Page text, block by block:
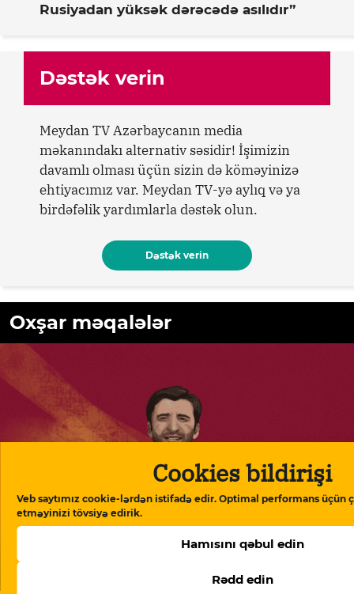
Cookies bildirişi
Veb saytımız cookie-lərdən istifadə edir. Optimal performans üçün
etməyinizi tövsiyə edirik.
Hamısını qəbul edin
Rədd edin
Rusiyadan yüksək dərəcədə asılıdır”
Dəstək verin
Meydan TV Azərbaycanın media
məkanındakı alternativ səsidir! İşimizin
davamlı olması üçün sizin də köməyinizə
ehtiyacımız var. Meydan TV-yə aylıq və ya
birdəfəlik yardımlarla dəstək olun.
Dəstək verin
Oxşar məqalələr